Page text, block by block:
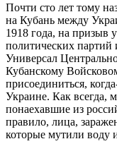
Почти сто лет тому
на Кубань между
1918 года, на призыв
политических партий
Универсал
Кубанскому
присоединиться,
Украине. Как всегда,
понаехавшие из
правило, лица,
которые мутили воду